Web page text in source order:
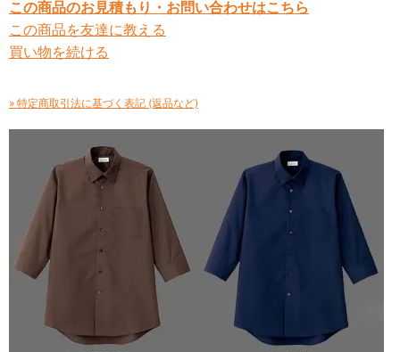
この商品のお見積もり・お問い合わせはこちら
この商品を友達に教える
買い物を続ける
» 特定商取引法に基づく表記 (返品など)